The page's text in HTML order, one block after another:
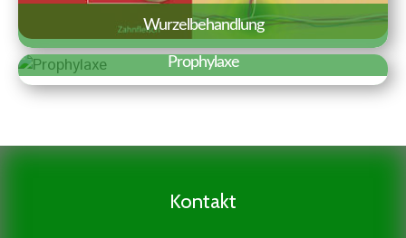
Wurzelbehandlung
Aufgabe und Ziel der Wurzelbehandlung
befreien. Dies geschieht mit größter
Zahnarztpraxis mit Unterstützung
Prophylaxe
Grundstock für eine gute
besonders viel Wert auf Prophylaxe und
professionelle Zahnreinigung.
Erfahren Sie mehr »
Kontakt